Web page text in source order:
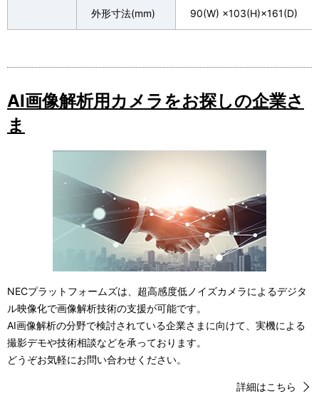
外形寸法(mm) 90(W) ×103(H)×161(D)
AI画像解析用カメラをお探しの企業さ
ま
NECプラットフォームズは、超高感度低ノイズカメラによるデジタ
ル映像化で画像解析技術の支援が可能です。
AI画像解析の分野で検討されている企業さまに向けて、実機による
撮影デモや技術相談などを承っております。
どうぞお気軽にお問い合わせください。
詳細はこちら